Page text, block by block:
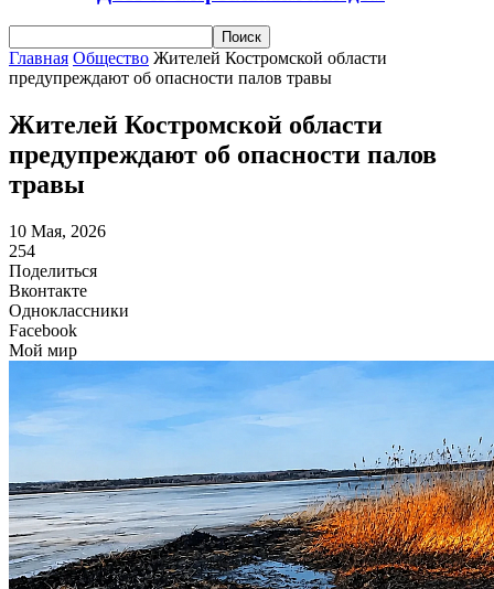
Главная Общество Жителей Костромской области
предупреждают об опасности палов травы
Жителей Костромской области
предупреждают об опасности палов
травы
10 Мая, 2026
254
Поделиться
Вконтакте
Одноклассники
Facebook
Мой мир